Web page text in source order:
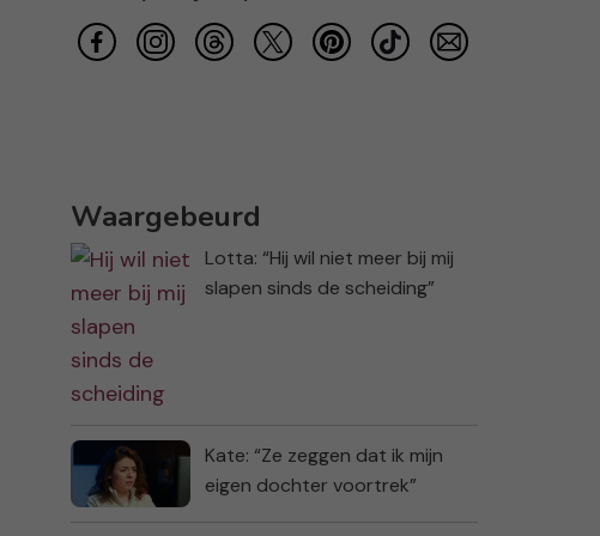
Waargebeurd
Lotta: “Hij wil niet meer bij mij
slapen sinds de scheiding”
Kate: “Ze zeggen dat ik mijn
eigen dochter voortrek”